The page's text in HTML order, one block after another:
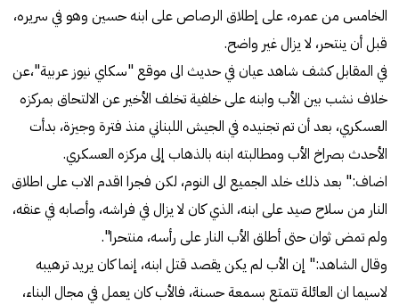
الخامس من عمره، على إطلاق الرصاص على ابنه حسين وهو في سريره،
قبل أن ينتحر، لا يزال غير واضح.
في المقابل كشف شاهد عيان في حديث الى موقع "سكاي نيوز عربية"،عن
خلاف نشب بين الأب وابنه على خلفية تخلف الأخير عن الالتحاق بمركزه
العسكري، بعد أن تم تجنيده في الجيش اللبناني منذ فترة وجيزة، بدأت
الأحدث بصراخ الأب ومطالبته ابنه بالذهاب إلى مركزه العسكري.
اضاف:" بعد ذلك خلد الجميع الى النوم، لكن فجرا اقدم الاب على اطلاق
النار من سلاح صيد على ابنه، الذي كان لا يزال في فراشه، وأصابه في عنقه،
ولم تمض ثوان حتى أطلق الأب النار على رأسه، منتحرا".
وقال الشاهد:" إن الأب لم يكن يقصد قتل ابنه، إنما كان يريد ترهيبه
لاسيما ان العائلة تتمتع بسمعة حسنة، فالأب كان يعمل في مجال البناء،